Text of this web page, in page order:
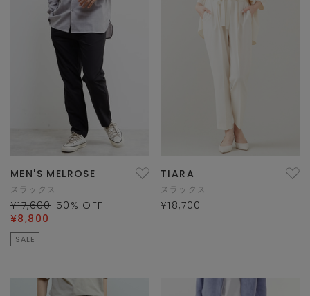
MEN'S MELROSE
スラックス
¥17,600 50 % OFF
¥8,800
SALE
TIARA
スラックス
¥18,700